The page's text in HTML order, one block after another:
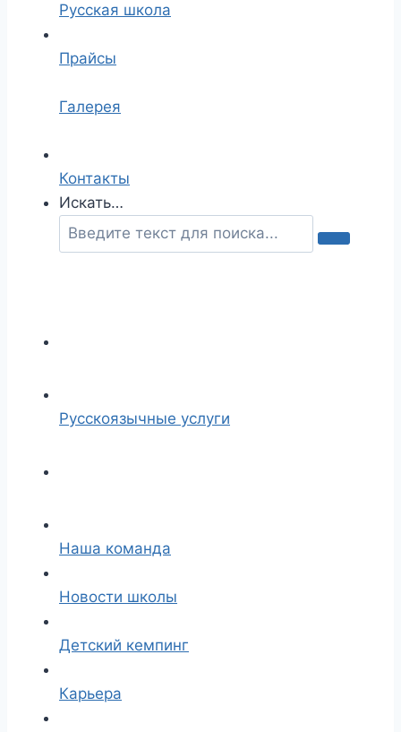
Русская школа
Прайсы
Галерея
Контакты
Искать…
Русскоязычные услуги
Наша команда
Новости школы
Детский кемпинг
Карьера